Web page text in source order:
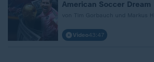
American Soccer Dream
Video43:47